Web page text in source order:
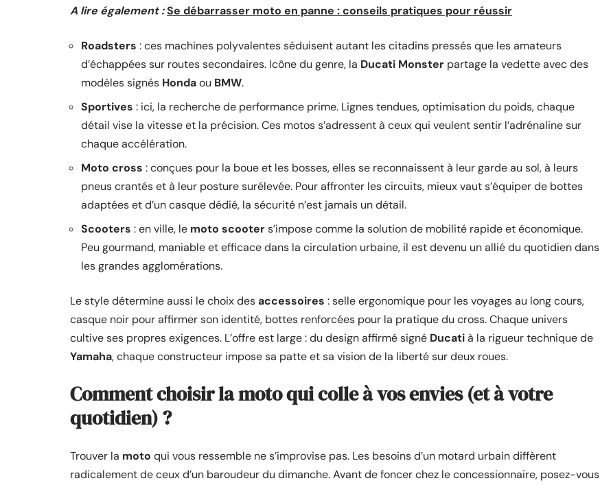
A lire également :Se débarrasser moto en panne : conseils pratiques pour réussir
Roadsters : ces machines polyvalentes séduisent autant les citadins pressés que les amateurs
d’échappées sur routes secondaires. Icône du genre, la Ducati Monster partage la vedette avec des
modèles signés Hondaou BMW.
Sportives : ici, la recherche de performance prime. Lignes tendues, optimisation du poids, chaque
détail vise la vitesse et la précision. Ces motos s’adressent à ceux qui veulent sentir l’adrénaline sur
chaque accélération.
Moto cross : conçues pour la boue et les bosses, elles se reconnaissent à leur garde au sol, à leurs
pneus crantés et à leur posture surélevée. Pour affronter les circuits, mieux vaut s’équiper de bottes
adaptées et d’un casque dédié, la sécurité n’est jamais un détail.
Scooters : en ville, le moto scooters’impose comme la solution de mobilité rapide et économique.
Peu gourmand, maniable et efficace dans la circulation urbaine, il est devenu un allié du quotidien dans
les grandes agglomérations.
Le style détermine aussi le choix desaccessoires : selle ergonomique pour les voyages au long cours,
casque noir pour affirmer son identité, bottes renforcées pour la pratique du cross. Chaque univers
cultive ses propres exigences. L’offre est large : du design affirmé signé Ducatià la rigueur technique de
Yamaha, chaque constructeur impose sa patte et sa vision de la liberté sur deux roues.
Comment choisir la moto qui colle à vos envies (et à votre
quotidien) ?
Trouver la moto qui vous ressemble ne s’improvise pas. Les besoins d’un motard urbain diffèrent
radicalement de ceux d’un baroudeur du dimanche. Avant de foncer chez le concessionnaire, posez-vous